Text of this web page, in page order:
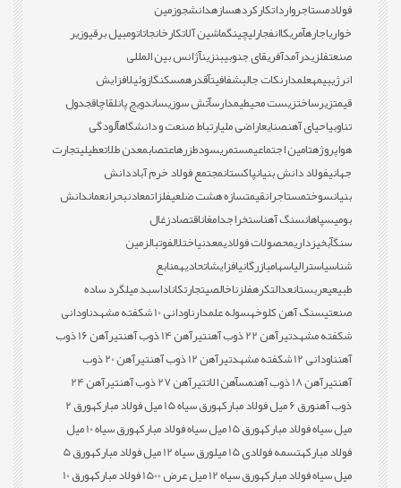
فولادمستاجروارداتکارکردهسازهدانشجوزمین
خواریاجارهآمریکاانفجارلیچینگماشین آلاتکارخانجاتاتومبیل برقیوزیر
صنعتفلزیدرآمدآفریقای جنوبیبنزینآژانس بین المللی
انرژیبیمهعلمدارنکات جالبشفافیتآقدرهمسکنگازوئیلافزایش
قیمتزیرساختزیست محیطیمدارسآتش سوزیساندویچ پانلقاچاقجدول
تناوبیاحیای آهنصنایعاراضی ملیارتباط صنعت و دانشگاهآلودگی
هواپروژهتامین اجتماعیمستمریسودطزرهاعتصابمعدن طلاتعطیلیتجارت
جهانیفولاد دانش بنیانپاکستانمجتمع فولاد خرم آباددانش
بنیانسوختمستاجرانقیمتسازه هشت ضلعیفلزاتمعادنبحرانعماندانش
بومیسپاهانسنگ آهناستخراجدامغاناقتصادزغال
سنگآبخیزداریمحصولات فولادیمعدنیاختلالفوتبالزمین
شناسیاسترالیاسهامبازرگانیافزایشاتحادیهمنابع
طبیعیعربستانعدالتکرهفلزناخالصیتجارتکاناداسبد میلگرد ساده
صنعتیسنگ آهن کلوخهسوله علمدارناودانی 10 شکفته مشهد
ناودانی
شکفته مشهدتیرآهن 22 ذوب آهن تیرآهن 14 ذوب آهن
تیرآهن 16 ذوب
آهنناودانی 12 شکفته مشهد تیرآهن 12 ذوب آهن
تیرآهن 20 ذوب
آهنتیرآهن 18 ذوب آهن مسآهن الاتتیرآهن 27 ذوب آهن
تیرآهن 24
ذوب آهنورق 6 میل فولاد مبارکه ورق سیاه 15 میل فولاد مبارکه
ورق 2
میل سیاه فولاد مبارکهورق 15 میل سیاه فولاد مبارکه
ورق سیاه 10 میل
فولاد مبارکهتسمه فولادی 15 میل ورق سیاه 12 میل فولاد مبارکه
ورق 5
میل سیاه فولاد مبارکهورق سیاه 12 میل عرض 1500 فولاد مبارکه
ورق 10